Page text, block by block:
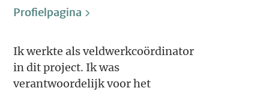
Profielpagina >
Ik werkte als veldwerkcoördinator
in dit project. Ik was
verantwoordelijk voor het